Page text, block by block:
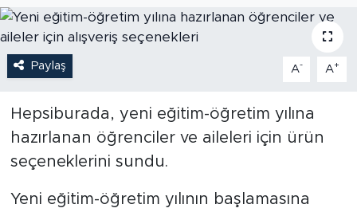
Paylaş A- A+
Hepsiburada, yeni eğitim-öğretim yılına
hazırlanan öğrenciler ve aileleri için ürün
seçeneklerini sundu.
Yeni eğitim-öğretim yılının başlamasına